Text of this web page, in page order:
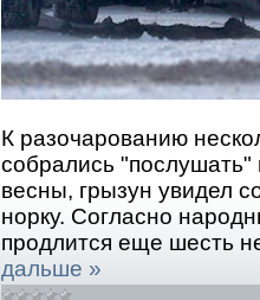
К разочарованию
собрались "послушать"
весны, грызун увидел
норку. Согласно
продлится еще шесть
дальше »